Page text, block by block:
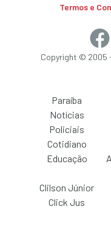
Termos e
Copyright © 2005
Paraíba
Notícias
Policiais
Cotidiano
Educação
Clilson Júnior
Click Jus